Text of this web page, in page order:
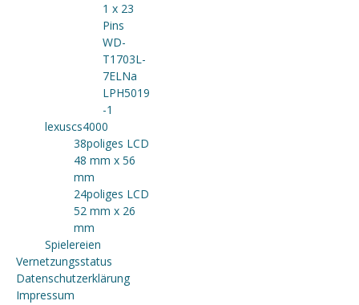
1 x 23
Pins
WD-
T1703L-
7ELNa
LPH5019
-1
lexuscs4000
38poliges LCD
48 mm x 56
mm
24poliges LCD
52 mm x 26
mm
Spielereien
Vernetzungsstatus
Datenschutzerklärung
Impressum